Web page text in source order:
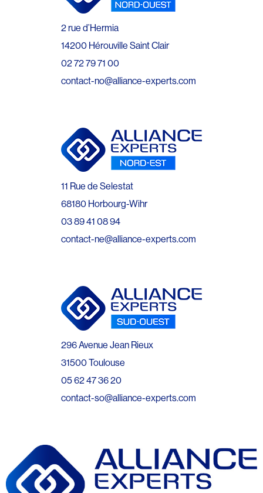
2 rue d’Hermia
14200 Hérouville Saint Clair
02 72 79 71 00
contact-no@alliance-experts.com
11 Rue de Selestat
68180 Horbourg-Wihr
03 89 41 08 94
contact-ne@alliance-experts.com
296 Avenue Jean Rieux
31500 Toulouse
05 62 47 36 20
contact-so@alliance-experts.com